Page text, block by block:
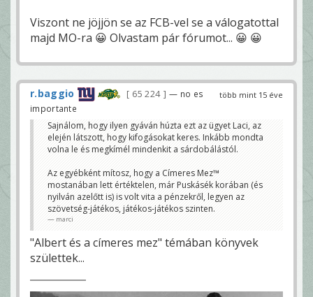
Viszont ne jöjjön se az FCB-vel se a válogatottal
majd MO-ra 😀 Olvastam pár fórumot... 😀 😀
több mint 15 éve
r.baggio 65 224
— no es
importante
Sajnálom, hogy ilyen gyáván húzta ezt az ügyet Laci, az
elején látszott, hogy kifogásokat keres. Inkább mondta
volna le és megkímél mindenkit a sárdobálástól.
Az egyébként mítosz, hogy a Címeres Mez™
mostanában lett értéktelen, már Puskásék korában (és
nyilván azelőtt is) is volt vita a pénzekről, legyen az
szövetség-játékos, játékos-játékos szinten.
marci
"Albert és a címeres mez" témában könyvek
születtek...